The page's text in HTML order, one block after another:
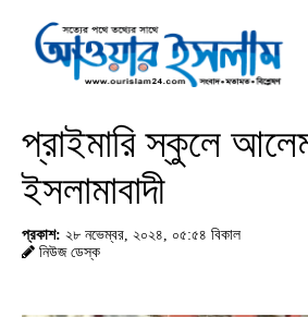
প্রাইমারি স্কুলে
ইসলামাবাদী
প্রকাশ: ২৮ নভেম্বর, ২০২৪, ০৫:৫৪ বিকাল
নিউজ ডেস্ক